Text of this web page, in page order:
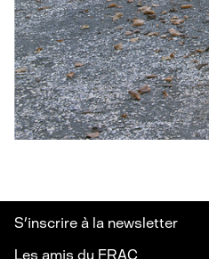
S’inscrire à la newsletter
Les amis du FRAC